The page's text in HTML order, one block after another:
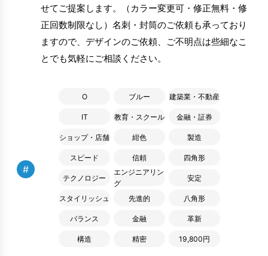
せてご提案します。（カラー変更可・修正無料・修
正回数制限なし）名刺・封筒のご依頼も承っており
ますので、デザインのご依頼、ご不明点は些細なこ
とでも気軽にご相談ください。
#
O ブルー 建築業・不動産
IT 教育・スクール 金融・証券
ショップ・店舗 紺色 製造
スピード 信頼 四角形
テクノロジー
エンジニアリン
グ
安定
スタイリッシュ 先進的 八角形
バランス 金融 革新
構造 精密 19,800円